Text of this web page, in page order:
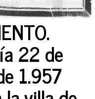
22 de
1.957